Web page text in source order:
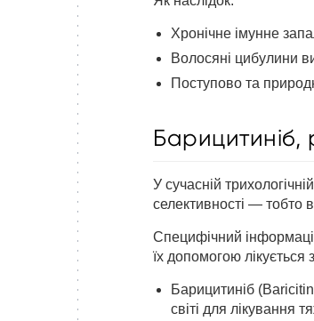
Хронічне імунне
Волосяні цибулини
Поступово та
Барицитиніб,
У сучасній
селективності — тобто
Специфічний
їх допомогою
Барицитиніб
світі для лікування